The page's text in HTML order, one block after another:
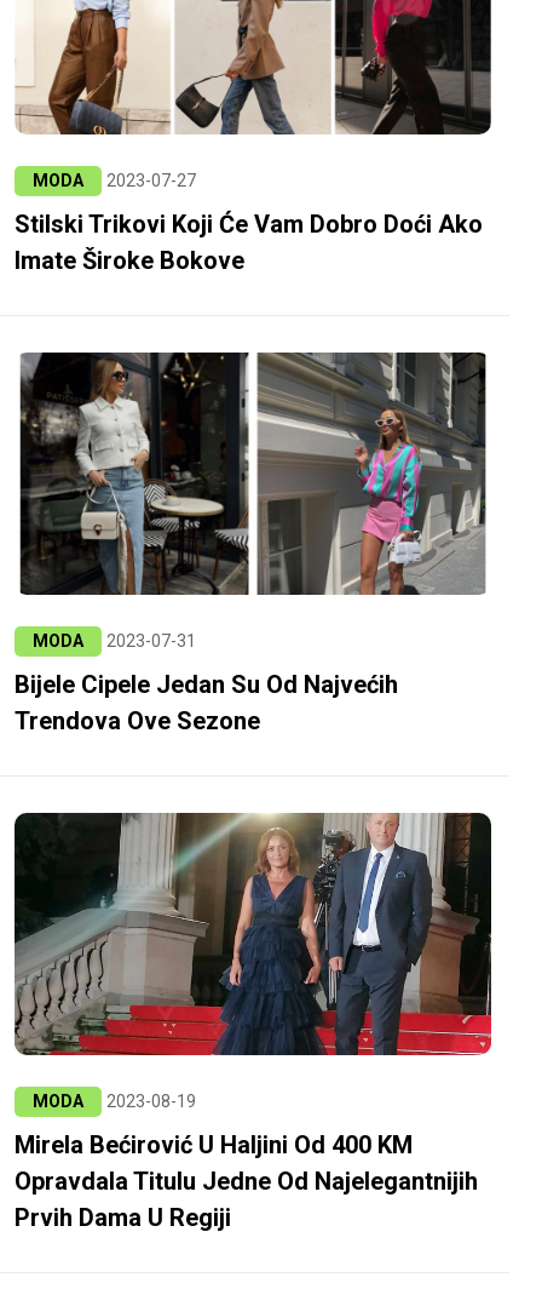
MODA 2023-07-27
Stilski Trikovi Koji Će Vam Dobro Doći Ako
Imate Široke Bokove
MODA 2023-07-31
Bijele Cipele Jedan Su Od Najvećih
Trendova Ove Sezone
MODA 2023-08-19
Mirela Bećirović U Haljini Od 400 KM
Opravdala Titulu Jedne Od Najelegantnijih
Prvih Dama U Regiji